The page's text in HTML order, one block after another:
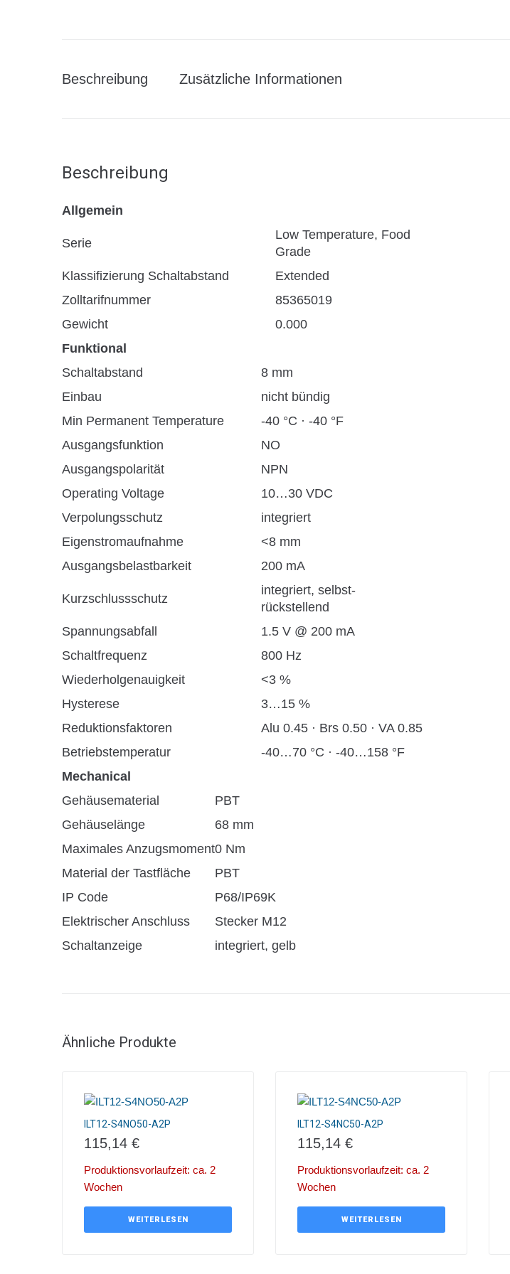
Beschreibung Zusätzliche Informationen
Beschreibung
Allgemein
Serie
Low Temperature, Food
Grade
Klassifizierung Schaltabstand
Extended
Zolltarifnummer
85365019
Gewicht
0.000
Funktional
Schaltabstand
8 mm
Einbau
nicht bündig
Min Permanent Temperature
-40 °C · -40 °F
Ausgangsfunktion
NO
Ausgangspolarität
NPN
Operating Voltage
10…30 VDC
Verpolungsschutz
integriert
Eigenstromaufnahme
<8 mm
Ausgangsbelastbarkeit
200 mA
Kurzschlussschutz
integriert, selbst-
rückstellend
Spannungsabfall
1.5 V @ 200 mA
Schaltfrequenz
800 Hz
Wiederholgenauigkeit
<3 %
Hysterese
3…15 %
Reduktionsfaktoren
Alu 0.45 · Brs 0.50 · VA 0.85
Betriebstemperatur
-40…70 °C · -40…158 °F
Mechanical
Gehäusematerial
PBT
Gehäuselänge
68 mm
Maximales Anzugsmoment0 Nm
Material der Tastfläche
PBT
IP Code
P68/IP69K
Elektrischer Anschluss
Stecker M12
Schaltanzeige
integriert, gelb
Ähnliche Produkte
ILT12-S4NO50-A2P
115,14 €
Produktionsvorlaufzeit: ca. 2
Wochen
WEITERLESEN
ILT12-S4NC50-A2P
115,14 €
Produktionsvorlaufzeit: ca. 2
Wochen
WEITERLESEN